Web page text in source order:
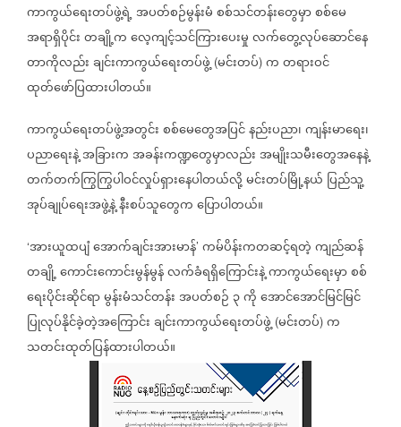
ကာကွယ်ရေးတပ်ဖွဲ့ရဲ့အပတ်စဉ်မွန်းမံစစ်သင်တန်းတွေမှာစစ်မေ
အရာရှိပိုင်းတချို့ကလေ့ကျင့်သင်ကြားပေးမှုလက်တွေ့လုပ်ဆောင်နေ
တာကိုလည်းချင်းကာကွယ်ရေးတပ်ဖွဲ့ (မင်းတပ်) ကတရားဝင်
ထုတ်ဖော်ပြထားပါတယ်။
ကာကွယ်ရေးတပ်ဖွဲ့အတွင်းစစ်မေတွေအပြင်နည်းပညာ၊ကျန်းမာရေး၊
ပညာရေးနဲ့အခြားကအခန်းကဏ္ဍတွေမှာလည်းအမျိုးသမီးတွေအနေနဲ့
တက်တက်ကြွကြွပါဝင်လှုပ်ရှားနေပါတယ်လို့မင်းတပ်မြို့နယ် ပြည်သူ့
အုပ်ချုပ်ရေးအဖွဲ့နဲ့နီးစပ်သူတွေကပြောပါတယ်။
‘အားယူထပျံအောက်ချင်းအားမာန်’ ကမ်ပိန်းကတဆင့်ရတဲ့ကျည်ဆန်
တချို့ကောင်းကောင်းမွန်မွန်လက်ခံရရှိကြောင်းနဲ့ကာကွယ်ရေးမှာစစ်
ရေးပိုင်းဆိုင်ရာမွန်းမံသင်တန်းအပတ်စဉ် ၃ကိုအောင်အောင်မြင်မြင်
ပြုလုပ်နိုင်ခဲ့တဲ့အကြောင်းချင်းကာကွယ်ရေးတပ်ဖွဲ့ (မင်းတပ်) က
သတင်းထုတ်ပြန်ထားပါတယ်။